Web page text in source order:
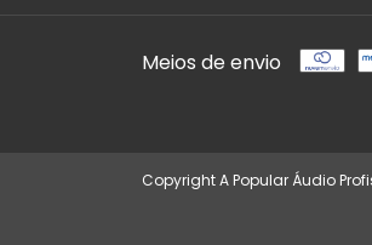
Meios de envio
Copyright A Popular Áudio